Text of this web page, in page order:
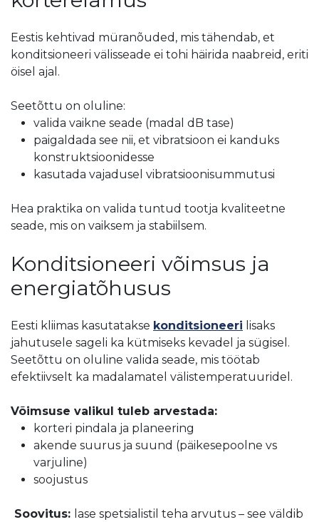
Eestis kehtivad müranõuded, mis tähendab, et
konditsioneeri välisseade ei tohi häirida naabreid, eriti
öisel ajal.
Seetõttu on oluline:
valida vaikne seade (madal dB tase)
paigaldada see nii, et vibratsioon ei kanduks
konstruktsioonidesse
kasutada vajadusel vibratsioonisummutusi
Hea praktika on valida tuntud tootja kvaliteetne
seade, mis on vaiksem ja stabiilsem.
Konditsioneeri võimsus ja
energiatõhusus
Eesti kliimas kasutatakse konditsioneeri lisaks
jahutusele sageli ka kütmiseks kevadel ja sügisel.
Seetõttu on oluline valida seade, mis töötab
efektiivselt ka madalamatel välistemperatuuridel.
Võimsuse valikul tuleb arvestada:
korteri pindala ja planeering
akende suurus ja suund (päikesepoolne vs
varjuline)
soojustus
Soovitus: lase spetsialistil teha arvutus – see väldib